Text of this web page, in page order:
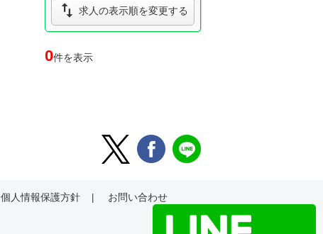
 求人の表示順を変更する
0件を表示
個人情報保護方針 お問い合わせ